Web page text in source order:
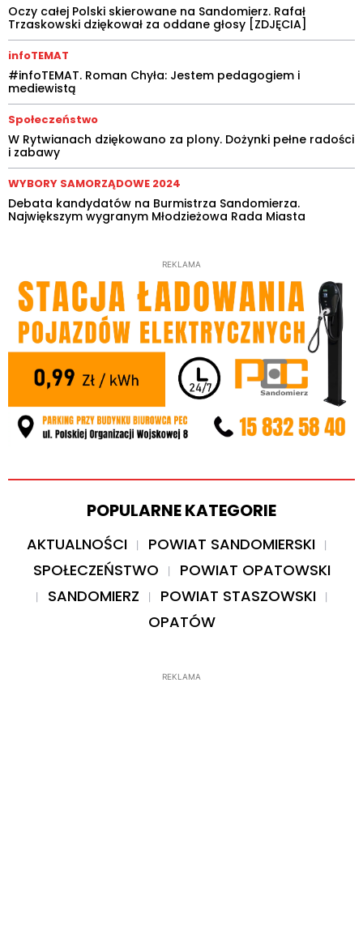
Oczy całej Polski skierowane na Sandomierz. Rafał
Trzaskowski dziękował za oddane głosy [ZDJĘCIA]
infoTEMAT
#infoTEMAT. Roman Chyła: Jestem pedagogiem i
mediewistą
Społeczeństwo
W Rytwianach dziękowano za plony. Dożynki pełne radości
i zabawy
WYBORY SAMORZĄDOWE 2024
Debata kandydatów na Burmistrza Sandomierza.
Największym wygranym Młodzieżowa Rada Miasta
REKLAMA
POPULARNE KATEGORIE
AKTUALNOŚCI
POWIAT SANDOMIERSKI
SPOŁECZEŃSTWO
POWIAT OPATOWSKI
SANDOMIERZ
POWIAT STASZOWSKI
OPATÓW
REKLAMA